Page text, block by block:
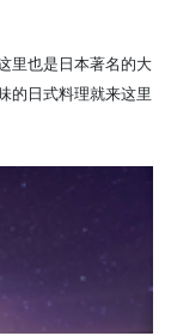
里也是日本著名的大
的日式料理就来这里